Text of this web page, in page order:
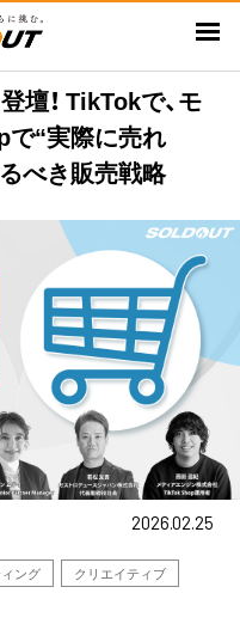
壇！ TikTokで、モ
で“実際に売れ
べき販売戦略
2026.02.25
ング クリエイティブ